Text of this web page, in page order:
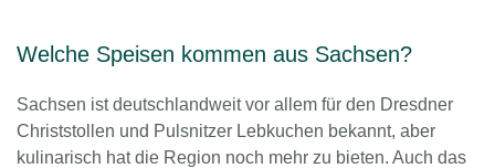
Welche Speisen kommen aus Sachsen?
Sachsen ist deutschlandweit vor allem für den Dresdner
Christstollen und Pulsnitzer Lebkuchen bekannt, aber
kulinarisch hat die Region noch mehr zu bieten. Auch das